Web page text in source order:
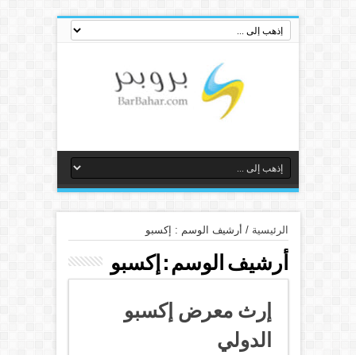
الرئيسية / أرشيف الوسم : إكسبو
أرشيف الوسم :إكسبو
إرث معرض إكسبو
الدولي